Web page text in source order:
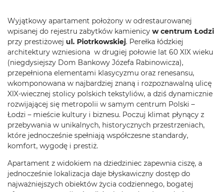
Wyjątkowy apartament położony w odrestaurowanej
wpisanej do rejestru zabytków kamienicy w centrum Łodzi
przy prestiżowej ul. Piotrkowskiej. Perełka łódzkiej
architektury wzniesiona w drugiej połowie lat 60 XIX wieku
(niegdysiejszy Dom Bankowy Józefa Rabinowicza),
przepełniona elementami klasycyzmu oraz renesansu,
wkomponowana w najbardziej znaną i rozpoznawalną ulicę
XIX-wiecznej stolicy polskich tekstyliów, a dziś dynamicznie
rozwijającej się metropolii w samym centrum Polski –
Łodzi – mieście kultury i biznesu. Poczuj klimat płynący z
przebywania w unikalnych, historycznych przestrzeniach,
które jednocześnie spełniają współczesne standardy,
komfort, wygodę i prestiż.
Apartament z widokiem na dziedziniec zapewnia ciszę, a
jednocześnie lokalizacja daje błyskawiczny dostęp do
najważniejszych obiektów życia codziennego, bogatej